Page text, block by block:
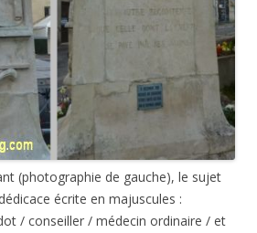
(photographie de gauche), le sujet
écrite en majuscules :
/ conseiller / médecin ordinaire / et